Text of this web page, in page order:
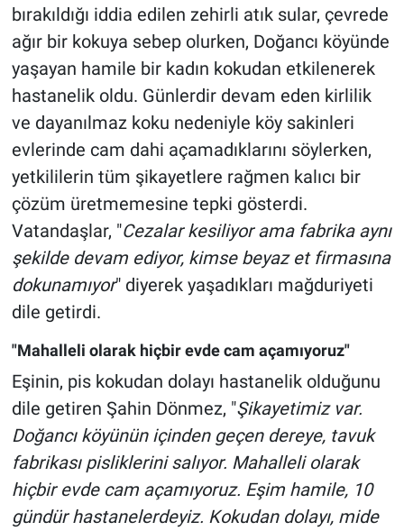
bırakıldığı iddia edilen zehirli atık sular, çevrede
ağır bir kokuya sebep olurken, Doğancı köyünde
yaşayan hamile bir kadın kokudan etkilenerek
hastanelik oldu. Günlerdir devam eden kirlilik
ve dayanılmaz koku nedeniyle köy sakinleri
evlerinde cam dahi açamadıklarını söylerken,
yetkililerin tüm şikayetlere rağmen kalıcı bir
çözüm üretmemesine tepki gösterdi.
Vatandaşlar, "Cezalar kesiliyor ama fabrika aynı
şekilde devam ediyor, kimse beyaz et firmasına
dokunamıyor" diyerek yaşadıkları mağduriyeti
dile getirdi.
"Mahalleli olarak hiçbir evde cam açamıyoruz"
Eşinin, pis kokudan dolayı hastanelik olduğunu
dile getiren Şahin Dönmez, "Şikayetimiz var.
Doğancı köyünün içinden geçen dereye, tavuk
fabrikası pisliklerini salıyor. Mahalleli olarak
hiçbir evde cam açamıyoruz. Eşim hamile, 10
gündür hastanelerdeyiz. Kokudan dolayı, mide